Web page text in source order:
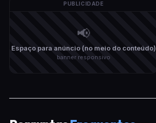
PUBLICIDADE
📢
Espaço para anúncio (no meio do conteúdo)
banner responsivo